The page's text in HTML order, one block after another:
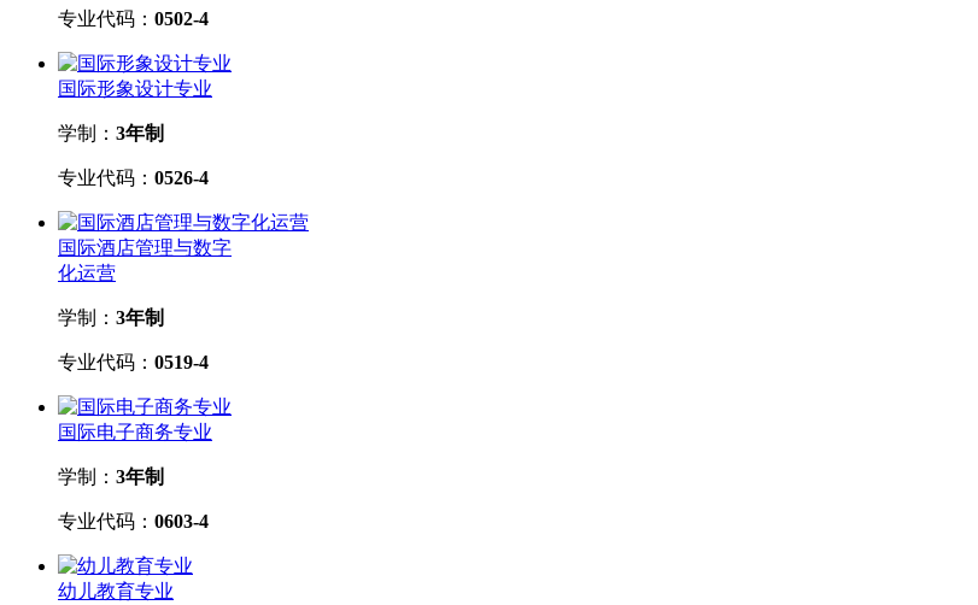
专业代码： 0502-4
国际形象设计专业
学制： 3年制
专业代码： 0526-4
国际酒店管理与数字
化运营
学制： 3年制
专业代码： 0519-4
国际电子商务专业
学制： 3年制
专业代码： 0603-4
幼儿教育专业